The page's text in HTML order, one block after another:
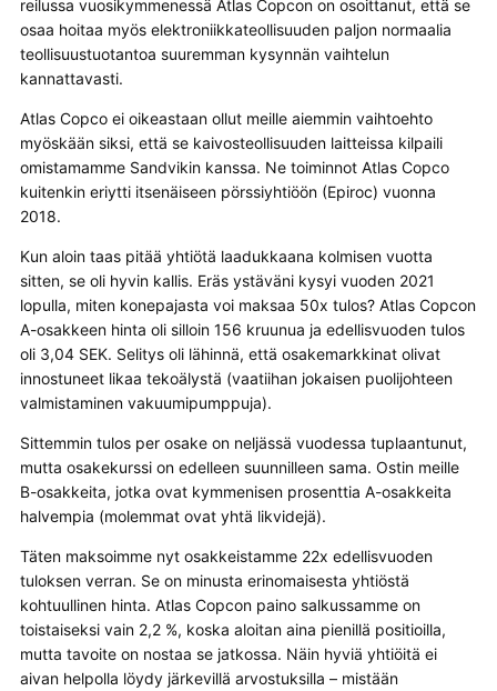
reilussa vuosikymmenessä Atlas Copcon on osoittanut, että se
osaa hoitaa myös elektroniikkateollisuuden paljon normaalia
teollisuustuotantoa suuremman kysynnän vaihtelun
kannattavasti.
Atlas Copco ei oikeastaan ollut meille aiemmin vaihtoehto
myöskään siksi, että se kaivosteollisuuden laitteissa kilpaili
omistamamme Sandvikin kanssa. Ne toiminnot Atlas Copco
kuitenkin eriytti itsenäiseen pörssiyhtiöön (Epiroc) vuonna
2018.
Kun aloin taas pitää yhtiötä laadukkaana kolmisen vuotta
sitten, se oli hyvin kallis. Eräs ystäväni kysyi vuoden 2021
lopulla, miten konepajasta voi maksaa 50x tulos? Atlas Copcon
A-osakkeen hinta oli silloin 156 kruunua ja edellisvuoden tulos
oli 3,04 SEK. Selitys oli lähinnä, että osakemarkkinat olivat
innostuneet likaa tekoälystä (vaatiihan jokaisen puolijohteen
valmistaminen vakuumipumppuja).
Sittemmin tulos per osake on neljässä vuodessa tuplaantunut,
mutta osakekurssi on edelleen suunnilleen sama. Ostin meille
B-osakkeita, jotka ovat kymmenisen prosenttia A-osakkeita
halvempia (molemmat ovat yhtä likvidejä).
Täten maksoimme nyt osakkeistamme 22x edellisvuoden
tuloksen verran. Se on minusta erinomaisesta yhtiöstä
kohtuullinen hinta. Atlas Copcon paino salkussamme on
toistaiseksi vain 2,2 %, koska aloitan aina pienillä positioilla,
mutta tavoite on nostaa se jatkossa. Näin hyviä yhtiöitä ei
aivan helpolla löydy järkevillä arvostuksilla – mistään